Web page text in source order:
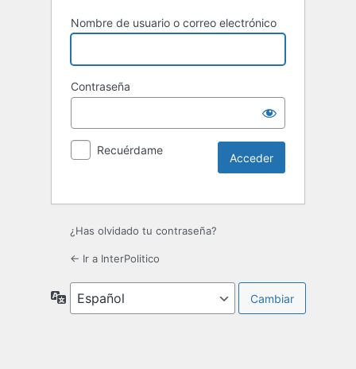
Nombre de usuario o correo electrónico
Contraseña
Recuérdame
¿Has olvidado tu contraseña?
← Ir a InterPolitico
Idioma